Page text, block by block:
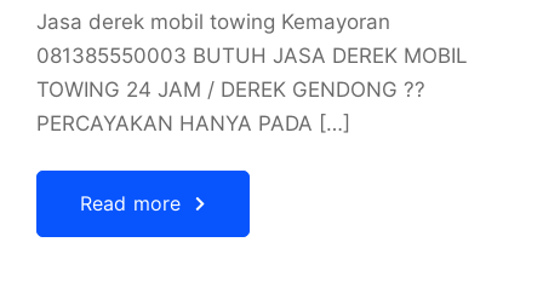
Jasa derek mobil towing Kemayoran
081385550003 BUTUH JASA DEREK MOBIL
TOWING 24 JAM / DEREK GENDONG ??
PERCAYAKAN HANYA PADA […]
Read more